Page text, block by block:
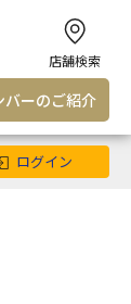
店舗検索
バーのご紹介
ログイン